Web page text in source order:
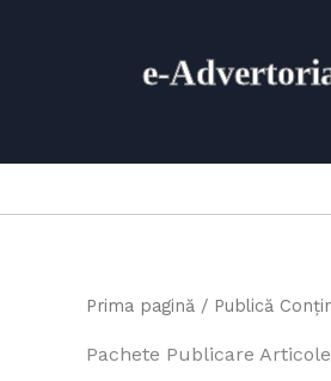
e-
Prima pagină / Publică
Pachete Publicare Articole